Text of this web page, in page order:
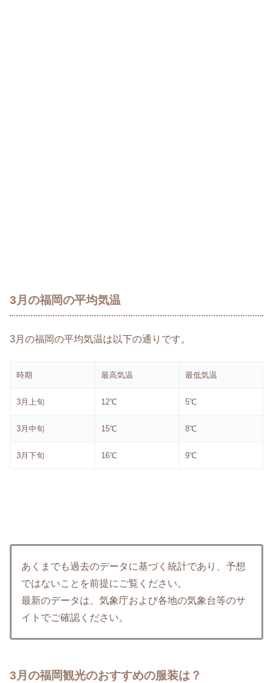
3月の福岡の平均気温
3月の福岡の平均気温は以下の通りです。
時期 最高気温 最低気温
3月上旬 12℃ 5℃
3月中旬 15℃ 8℃
3月下旬 16℃ 9℃
あくまでも過去のデータに基づく統計であり、予想
ではないことを前提にご覧ください。
最新のデータは、気象庁および各地の気象台等のサ
イトでご確認ください。
3月の福岡観光のおすすめの服装は？